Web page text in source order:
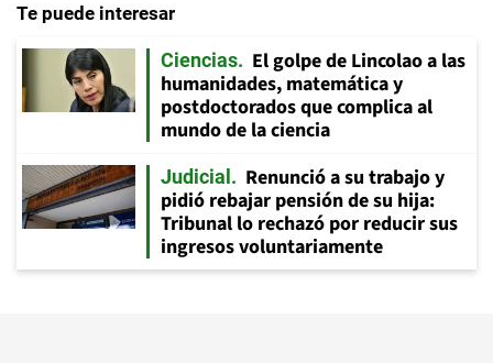
Te puede interesar
Ciencias
El golpe de Lincolao a las
humanidades, matemática y
postdoctorados que complica al
mundo de la ciencia
Judicial
Renunció a su trabajo y
pidió rebajar pensión de su hija:
Tribunal lo rechazó por reducir sus
ingresos voluntariamente